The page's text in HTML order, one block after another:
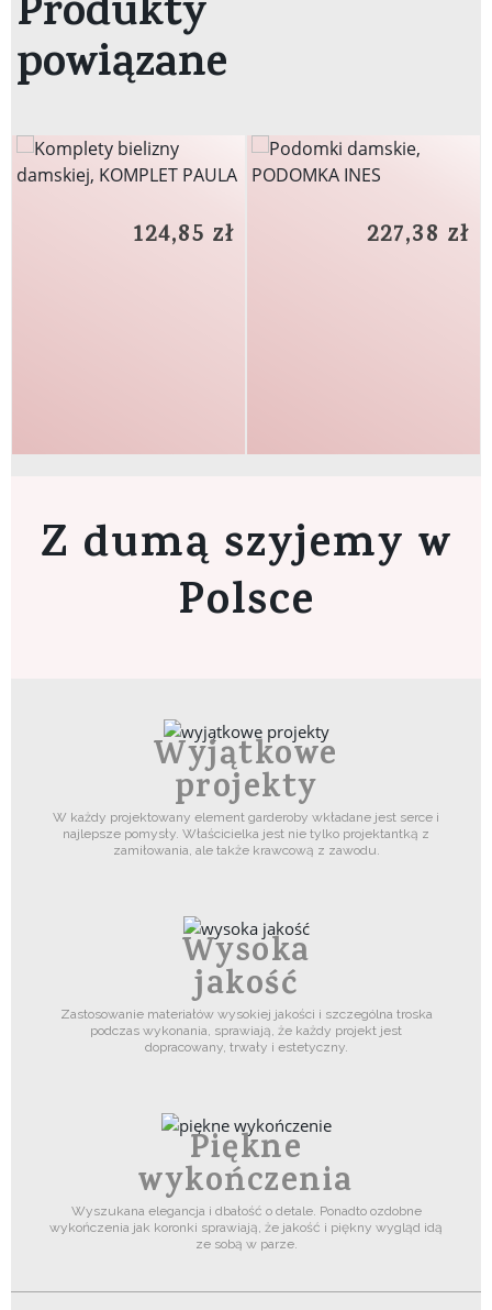
Produkty
powiązane
124,85 zł 227,38 zł
Z dumą szyjemy w
Polsce
Wyjątkowe
projekty
W każdy projektowany element garderoby wkładane jest serce i
najlepsze pomysły. Właścicielka jest nie tylko projektantką z
zamiłowania, ale także krawcową z zawodu.
Wysoka
jakość
Zastosowanie materiałów wysokiej jakości i szczególna troska
podczas wykonania, sprawiają, że każdy projekt jest
dopracowany, trwały i estetyczny.
Piękne
wykończenia
Wyszukana elegancja i dbałość o detale. Ponadto ozdobne
wykończenia jak koronki sprawiają, że jakość i piękny wygląd idą
ze sobą w parze.